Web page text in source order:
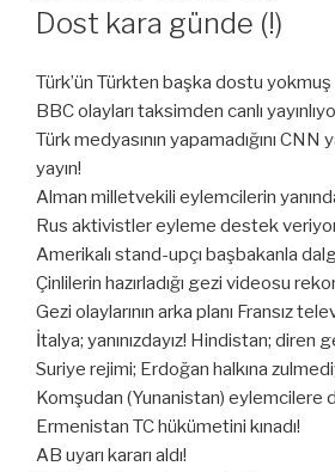
TARIHI
Dost kara günde (!)
Türk’ün Türkten başka dostu yokmuş
BBC olayları taksimden canlı
Türk medyasının yapamadığını CNN
yayın!
Alman milletvekili eylemcilerin
Rus aktivistler eyleme destek
Amerikalı stand-upçı başbakanla
Çinlilerin hazırladığı gezi videosu rekor
Gezi olaylarının arka planı Fransız
İtalya; yanınızdayız! Hindistan; diren
Suriye rejimi; Erdoğan halkına
Komşudan (Yunanistan) eylemcilere
Ermenistan TC hükümetini kınadı!
AB uyarı kararı aldı!